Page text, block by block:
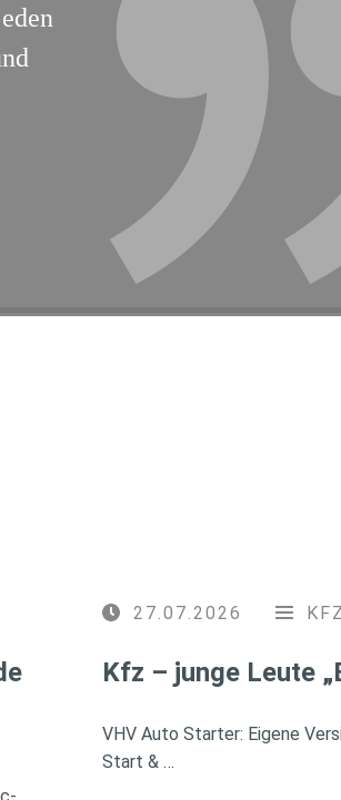
27.07.2026
Kfz – junge Leute
VHV Auto Starter: Eigene
Start & …